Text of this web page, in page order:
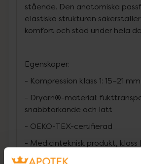
stående. Den anatomiska
elastiska strukturen
komfort och stöd under hela
Egenskaper:
- Kompression klass 1: 15–21
- Dryarn®-material:
snabbtorkande och lätt
- OEKO-TEX-certifierad
- Medicinteknisk produkt, klass I
- Unisexdesign